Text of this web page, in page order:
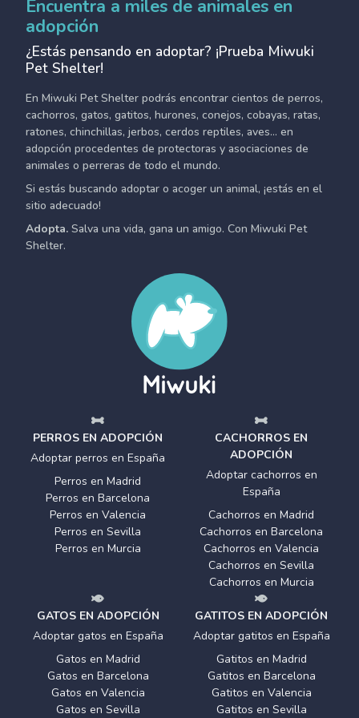
Encuentra a miles de animales en
adopción
¿Estás pensando en adoptar? ¡Prueba Miwuki
Pet Shelter!
En Miwuki Pet Shelter podrás encontrar cientos de perros,
cachorros, gatos, gatitos, hurones, conejos, cobayas, ratas,
ratones, chinchillas, jerbos, cerdos reptiles, aves... en
adopción procedentes de protectoras y asociaciones de
animales o perreras de todo el mundo.
Si estás buscando adoptar o acoger un animal, ¡estás en el
sitio adecuado!
Adopta. Salva una vida, gana un amigo. Con Miwuki Pet
Shelter.
PERROS EN ADOPCIÓN
Adoptar perros en España
Perros en Madrid
Perros en Barcelona
Perros en Valencia
Perros en Sevilla
Perros en Murcia
CACHORROS EN
ADOPCIÓN
Adoptar cachorros en
España
Cachorros en Madrid
Cachorros en Barcelona
Cachorros en Valencia
Cachorros en Sevilla
Cachorros en Murcia
GATOS EN ADOPCIÓN
Adoptar gatos en España
Gatos en Madrid
Gatos en Barcelona
Gatos en Valencia
Gatos en Sevilla
GATITOS EN ADOPCIÓN
Adoptar gatitos en España
Gatitos en Madrid
Gatitos en Barcelona
Gatitos en Valencia
Gatitos en Sevilla